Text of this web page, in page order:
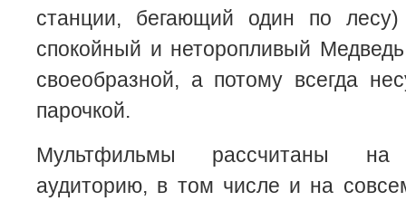
станции, бегающий один по
спокойный и неторопливый
своеобразной, а потому всегда
парочкой.
Мультфильмы рассчитаны на
аудиторию, в том числе и на